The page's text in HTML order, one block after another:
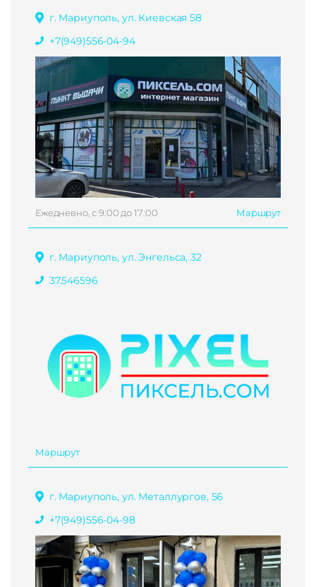
г. Мариуполь, ул. Киевская 58
+7(949)556-04-94
Ежедневно, с 9:00 до 17:00 Маршрут
г. Мариуполь, ул. Энгельса, 32
37.546596
Маршрут
г. Мариуполь, ул. Металлургов, 56
+7(949)556-04-98